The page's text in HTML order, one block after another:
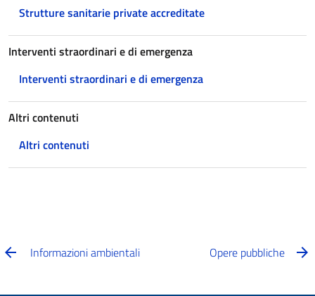
Strutture sanitarie private accreditate
Interventi straordinari e di emergenza
Interventi straordinari e di emergenza
Altri contenuti
Altri contenuti
Informazioni ambientali Opere pubbliche